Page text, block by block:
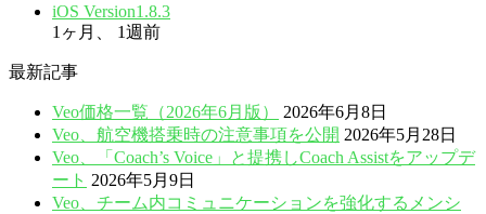
iOS Version1.8.3
1ヶ月、 1週前
最新記事
Veo価格一覧（2026年6月版）
2026年6月8日
Veo、航空機搭乗時の注意事項を公開 2026年5月28日
Veo、「Coach’s Voice」と提携しCoach Assistをアップデ
ート 2026年5月9日
Veo、チーム内コミュニケーションを強化するメンシ